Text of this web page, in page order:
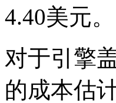
4.40美元。
对于引擎
的成本估